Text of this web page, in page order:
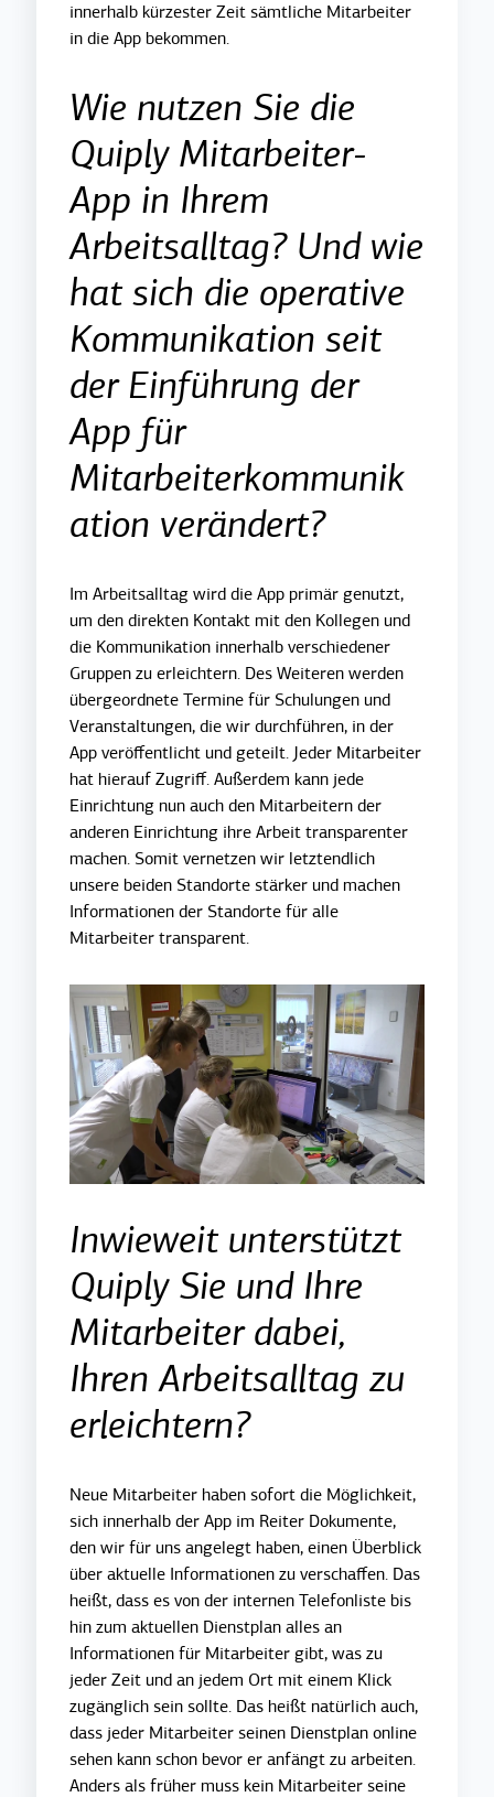
innerhalb kürzester Zeit sämtliche Mitarbeiter
in die App bekommen.
Wie nutzen Sie die
Quiply Mitarbeiter-
App in Ihrem
Arbeitsalltag? Und wie
hat sich die operative
Kommunikation seit
der Einführung der
App für
Mitarbeiterkommunik
ation verändert?
Im Arbeitsalltag wird die App primär genutzt,
um den direkten Kontakt mit den Kollegen und
die Kommunikation innerhalb verschiedener
Gruppen zu erleichtern. Des Weiteren werden
übergeordnete Termine für Schulungen und
Veranstaltungen, die wir durchführen, in der
App veröffentlicht und geteilt. Jeder Mitarbeiter
hat hierauf Zugriff. Außerdem kann jede
Einrichtung nun auch den Mitarbeitern der
anderen Einrichtung ihre Arbeit transparenter
machen. Somit vernetzen wir letztendlich
unsere beiden Standorte stärker und machen
Informationen der Standorte für alle
Mitarbeiter transparent.
Inwieweit unterstützt
Quiply Sie und Ihre
Mitarbeiter dabei,
Ihren Arbeitsalltag zu
erleichtern?
Neue Mitarbeiter haben sofort die Möglichkeit,
sich innerhalb der App im Reiter Dokumente,
den wir für uns angelegt haben, einen Überblick
über aktuelle Informationen zu verschaffen. Das
heißt, dass es von der internen Telefonliste bis
hin zum aktuellen Dienstplan alles an
Informationen für Mitarbeiter gibt, was zu
jeder Zeit und an jedem Ort mit einem Klick
zugänglich sein sollte. Das heißt natürlich auch,
dass jeder Mitarbeiter seinen Dienstplan online
sehen kann schon bevor er anfängt zu arbeiten.
Anders als früher muss kein Mitarbeiter seine